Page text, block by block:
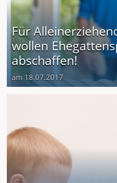
Für
wollen
abschaffen!
am 18.07.2017